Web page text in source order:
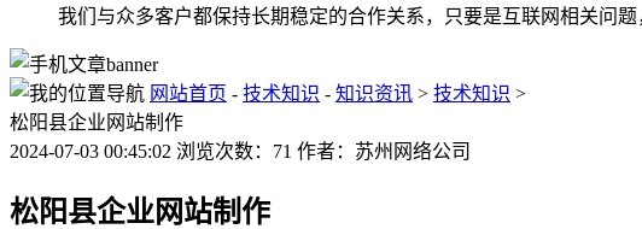
我们与众多客户都保持长期稳定的合作关系，只要是互联网相关问
网站首页 - 技术知识 - 知识资讯 > 技术知识 >
松阳县企业网站制作
2024-07-03 00:45:02 浏览次数：71 作者：苏州网络公司
松阳县企业网站制作